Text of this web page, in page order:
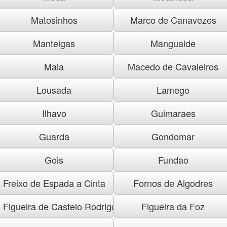
Matosinhos
Marco de Canavezes
Manteigas
Mangualde
Maia
Macedo de Cavaleiros
Lousada
Lamego
Ilhavo
Guimaraes
Guarda
Gondomar
Gois
Fundao
Freixo de Espada a Cinta
Fornos de Algodres
Figueira de Castelo Rodrigo
Figueira da Foz